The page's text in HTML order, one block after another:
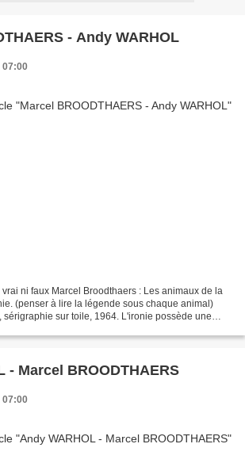
- Andy WARHOL
07:00
ni faux Marcel Broodthaers : Les animaux de la
(penser à lire la légende sous chaque animal)
sérigraphie sur toile, 1964. L'ironie possède une
- Marcel BROODTHAERS
07:00